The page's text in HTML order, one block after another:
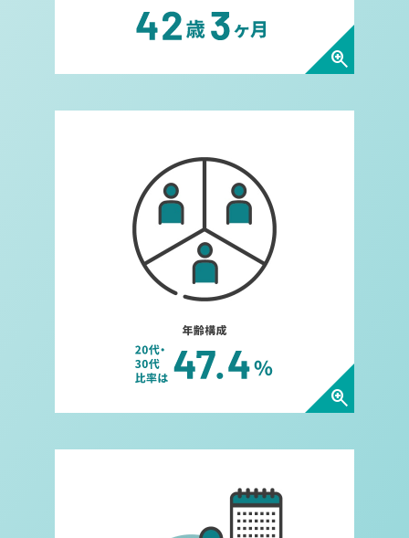
zoom_in
年齢構成についてダイアログ
zoom_in
平均勤続年数についてダイア